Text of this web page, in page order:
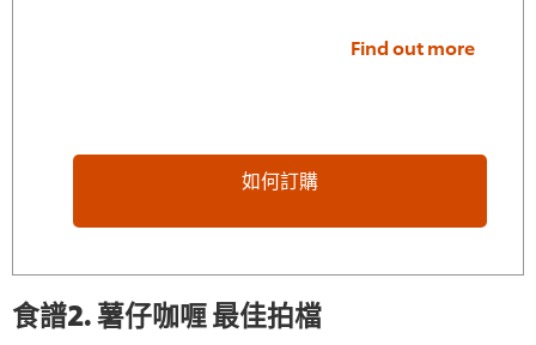
Find out more
如何訂購
食譜2. 薯仔咖喱 最佳拍檔